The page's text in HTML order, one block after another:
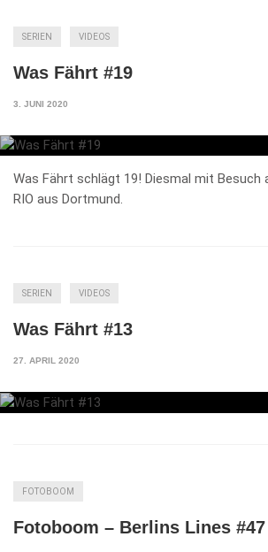
SERIEN VIDEOS
Was Fährt #19
3. JUNI 2020
Was Fährt schlägt 19! Diesmal mit Besuch
RIO aus Dortmund.
SERIEN VIDEOS
Was Fährt #13
27. APRIL 2020
FOTOBOOM
Fotoboom – Berlins Lines #47